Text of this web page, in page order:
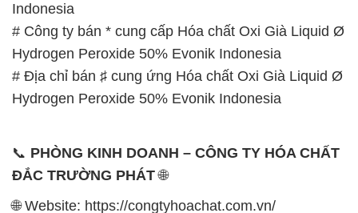
Indonesia
# Công ty bán * cung cấp Hóa chất Oxi Già Liquid Ø
Hydrogen Peroxide 50% Evonik Indonesia
# Địa chỉ bán ♯ cung ứng Hóa chất Oxi Già Liquid Ø
Hydrogen Peroxide 50% Evonik Indonesia
📞 PHÒNG KINH DOANH – CÔNG TY HÓA CHẤT
ĐẮC TRƯỜNG PHÁT🌐
🌐 Website: https://congtyhoachat.com.vn/